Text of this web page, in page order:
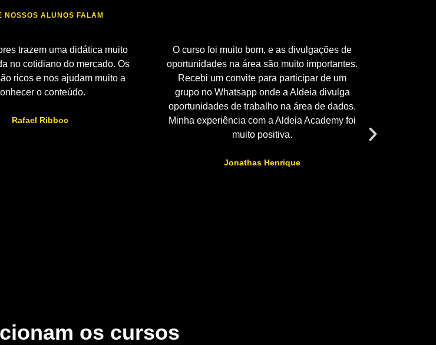
NOSSOS ALUNOS FALAM
trazem uma didática muito
no cotidiano do mercado. Os
ricos e nos ajudam muito a
o conteúdo.
Rafael Ribboc
O curso foi muito bom, e as divulgações de
oportunidades na área são muito importantes.
Recebi um convite para participar de um
grupo no Whatsapp onde a Aldeia divulga
oportunidades de trabalho na área de dados.
Minha experiência com a Aldeia Academy foi
muito positiva.
Jonathas Henrique
os cursos